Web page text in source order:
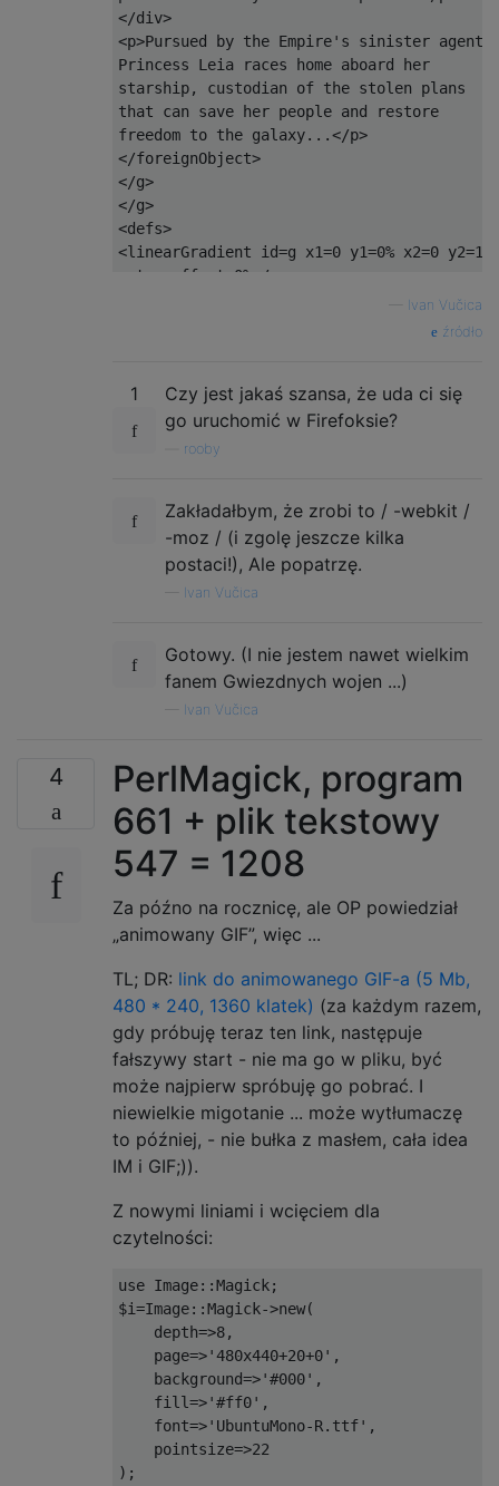
</
<p>Pursued by the
Princess Leia
starship, custodian
that can save her
freedom to the
</
</
</
<linearGradient id=g x1=0
<stop
<stop
<stop offset=35%
<mask
<rect width=100%
</
</
</
</
-webkit-
background:
position:
width:
height:
transform-
margin: auto
font-family: Courier; font-weight:
color:
transform:
-webkit-
position:
width:
Ivan Vučica
źródło
1
Czy jest jakaś szansa, że ​​uda ci się
go uruchomić w Firefoksie?
rooby
Zakładałbym, że zrobi to / -webkit /
-moz / (i zgolę jeszcze kilka
postaci!), Ale popatrzę.
Ivan Vučica
Gotowy. (I nie jestem nawet wielkim
fanem Gwiezdnych wojen ...)
Ivan Vučica
4
PerlMagick, program
661 + plik tekstowy
547 = 1208
Za późno na rocznicę, ale OP powiedział
„animowany GIF”, więc ...
TL; DR: link do animowanego GIF-a (5 Mb,
480 * 240, 1360 klatek) (za każdym razem,
gdy próbuję teraz ten link, następuje
fałszywy start - nie ma go w pliku, być
może najpierw spróbuję go pobrać. I
niewielkie migotanie ... może wytłumaczę
to później, - nie bułka z masłem, cała idea
IM i GIF;)).
Z nowymi liniami i wcięciem dla
czytelności:
use Image::Magick;
$i=Image::Magick->new(
    depth
=>8,
    page
=>'480x440+20+0' ,
    background
=>'#000' ,
    fill
=>'#ff0' ,
    font
=>'UbuntuMono-R.ttf' ,
    pointsize
=>22
);